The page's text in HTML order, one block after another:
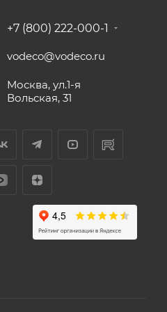
+7 (800) 222-000-1
vodeco@vodeco.ru
Москва, ул.1-я
Вольская, 31